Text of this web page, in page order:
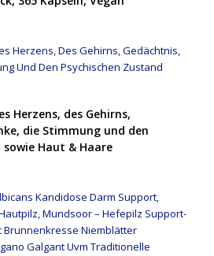
Herzens, des Gehirns,
die Stimmung und den
Haut & Haare